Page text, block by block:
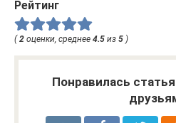
Рейтинг
(2 оценки, среднее 4.5 из 5 )
Понравилась